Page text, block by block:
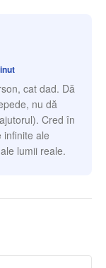
cat dad. Dă
nu dă
Cred în
infinite ale
lumii reale.